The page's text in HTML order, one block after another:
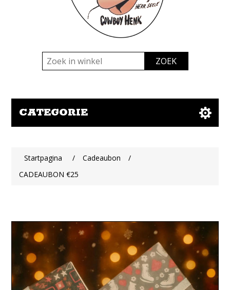
CATEGORIE
Startpagina / Cadeaubon
/
CADEAUBON €25